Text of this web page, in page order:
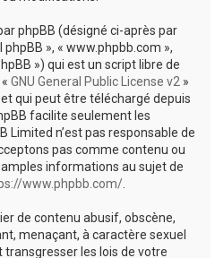
phpBB (désigné ci-après par
phpBB », « www.phpbb.com »,
») qui est un script libre de
GNU General Public License v2 »
qui peut être téléchargé depuis
facilite seulement les
Limited n’est pas responsable de
pas comme contenu ou
informations au sujet de
www.phpbb.com/
de contenu abusif, obscène,
menaçant, à caractère sexuel
les lois de votre